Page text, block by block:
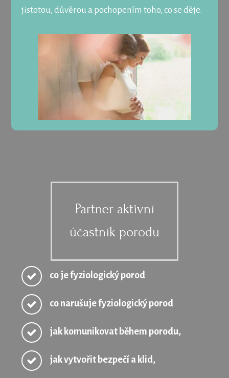
jistotou, důvěrou a pochopením toho, co se děje.
Partner aktivní
účastník porodu
co je fyziologický porod
co narušuje fyziologický porod
jak komunikovat během porodu,
jak vytvořit bezpečí a klid,